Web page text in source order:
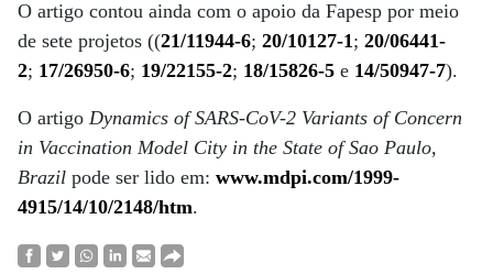
O artigo contou ainda com o apoio da Fapesp por meio
de sete projetos ((21/11944-6; 20/10127-1; 20/06441-
2; 17/26950-6; 19/22155-2; 18/15826-5 e 14/50947-7).
O artigo Dynamics of SARS-CoV-2 Variants of Concern
in Vaccination Model City in the State of Sao Paulo,
Brazil pode ser lido em: www.mdpi.com/1999-
4915/14/10/2148/htm.